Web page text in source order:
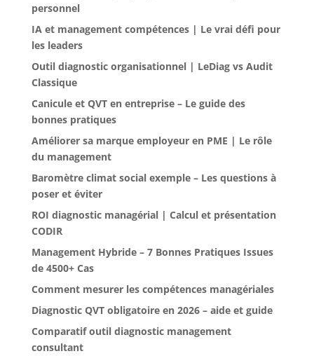
personnel
IA et management compétences | Le vrai défi pour
les leaders
Outil diagnostic organisationnel | LeDiag vs Audit
Classique
Canicule et QVT en entreprise – Le guide des
bonnes pratiques
Améliorer sa marque employeur en PME | Le rôle
du management
Baromètre climat social exemple – Les questions à
poser et éviter
ROI diagnostic managérial | Calcul et présentation
CODIR
Management Hybride – 7 Bonnes Pratiques Issues
de 4500+ Cas
Comment mesurer les compétences managériales
Diagnostic QVT obligatoire en 2026 – aide et guide
Comparatif outil diagnostic management
consultant